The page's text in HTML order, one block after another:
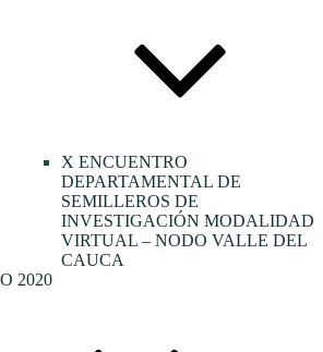
X ENCUENTRO
DEPARTAMENTAL DE
SEMILLEROS DE
INVESTIGACIÓN MODALIDAD
VIRTUAL – NODO VALLE DEL
CAUCA
2020